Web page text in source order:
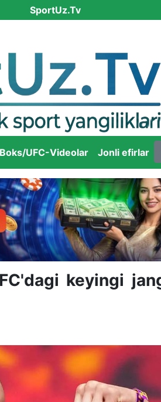
SportUz.Tv
Boks/UFC-Videolar Jonli efirlar
keyingi